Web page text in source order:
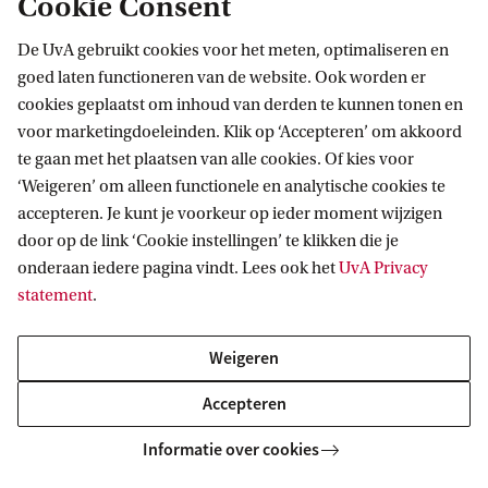
AIAS-HSI
Volg ons op sociale media
De UvA gebruikt cookies voor het meten, optimaliseren en
goed laten functioneren van de website. Ook worden er
cookies geplaatst om inhoud van derden te kunnen tonen en
voor marketingdoeleinden. Klik op ‘Accepteren’ om akkoord
te gaan met het plaatsen van alle cookies. Of kies voor
‘Weigeren’ om alleen functionele en analytische cookies te
accepteren. Je kunt je voorkeur op ieder moment wijzigen
door op de link ‘Cookie instellingen’ te klikken die je
onderaan iedere pagina vindt. Lees ook hetUvA Privacy
statement.
Weigeren
Accepteren
Informatie over cookies